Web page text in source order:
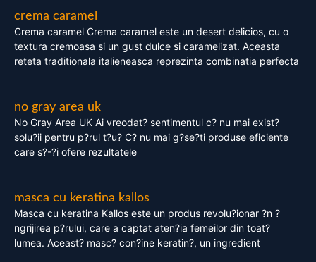
crema caramel
Crema caramel Crema caramel este un desert delicios, cu o
textura cremoasa si un gust dulce si caramelizat. Aceasta
reteta traditionala italieneasca reprezinta combinatia perfecta
no gray area uk
No Gray Area UK Ai vreodat? sentimentul c? nu mai exist?
solu?ii pentru p?rul t?u? C? nu mai g?se?ti produse eficiente
care s?-?i ofere rezultatele
masca cu keratina kallos
Masca cu keratina Kallos este un produs revolu?ionar ?n ?
ngrijirea p?rului, care a captat aten?ia femeilor din toat?
lumea. Aceast? masc? con?ine keratin?, un ingredient